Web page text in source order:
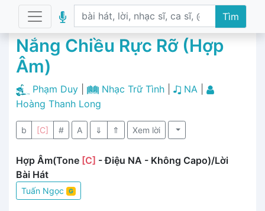
Tìm
Nắng Chiều Rực Rỡ (Hợp
Âm)
Phạm Duy Nhạc Trữ Tình| NA
Hoàng Thanh Long
b [C] # A ⇓ ⇑ Xem lời
Hợp Âm(Tone [C] - Điệu NA - Không Capo)/Lời
Bài Hát
Tuấn Ngọc G